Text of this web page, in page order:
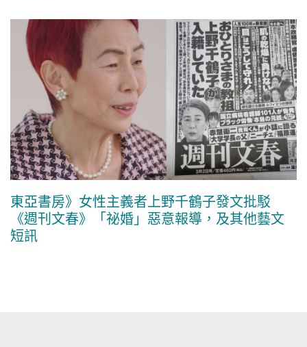
東亞書房》女性主義者上野千鶴子發文批駁
《週刊文春》「祕婚」惡意報導，及其他藝文
短訊